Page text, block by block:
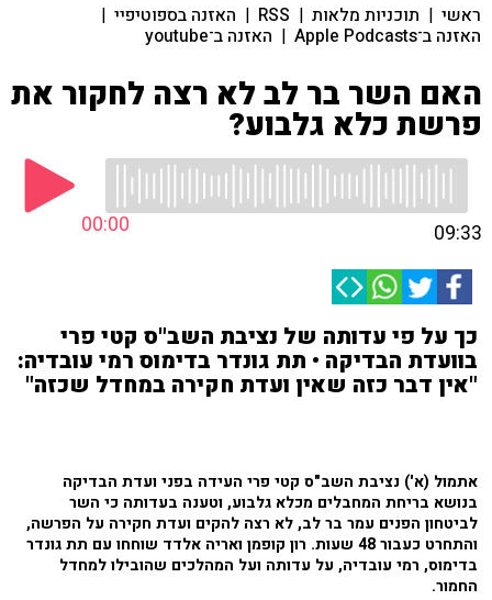
ראשי | תוכניות מלאות |
RSS
| האזנה בספוטיפיי |
האזנה ב־Apple Podcasts | האזנה ב־youtube
האם השר בר לב לא רצה לחקור את
פרשת כלא גלבוע?
00:00 09:33
כך על פי עדותה של נציבת השב"ס קטי פרי
בוועדת הבדיקה • תת גונדר בדימוס רמי עובדיה:
"אין דבר כזה שאין ועדת חקירה במחדל שכזה"
אתמול (א') נציבת השב"ס קטי פרי העידה בפני ועדת הבדיקה
בנושא בריחת המחבלים מכלא גלבוע, וטענה בעדותה כי השר
לביטחון הפנים עמר בר לב, לא רצה להקים ועדת חקירה על הפרשה,
והתחרט כעבור 48 שעות. רון קופמן ואריה אלדד שוחחו עם תת גונדר
בדימוס, רמי עובדיה, על עדותה ועל המהלכים שהובילו למחדל
החמור.